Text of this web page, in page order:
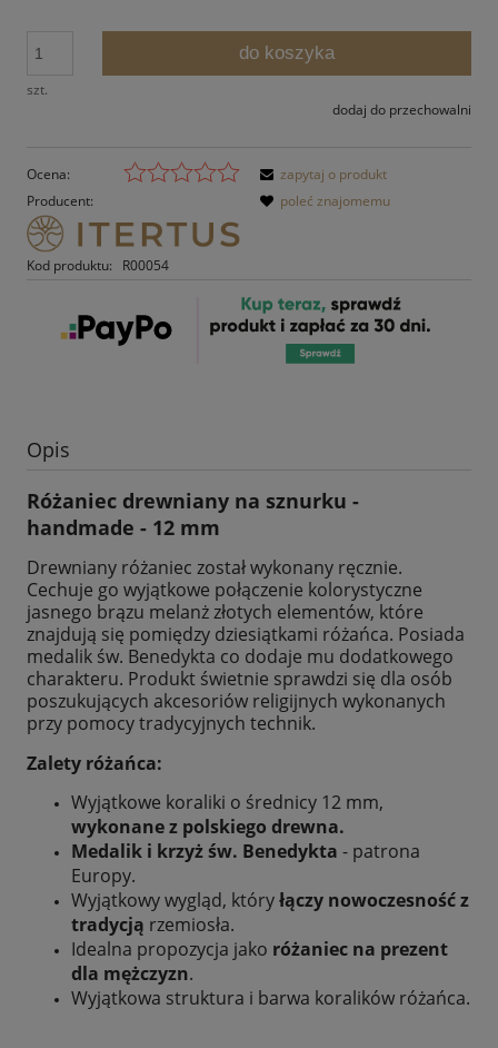
szt.
do koszyka
dodaj do przechowalni
Ocena:
Producent:
Kod produktu: R00054
zapytaj o produkt
poleć znajomemu
Opis
Różaniec drewniany na sznurku -
handmade - 12 mm
Drewniany różaniec został wykonany ręcznie.
Cechuje go wyjątkowe połączenie kolorystyczne
jasnego brązu melanż złotych elementów, które
znajdują się pomiędzy dziesiątkami różańca. Posiada
medalik św. Benedykta co dodaje mu dodatkowego
charakteru. Produkt świetnie sprawdzi się dla osób
poszukujących akcesoriów religijnych wykonanych
przy pomocy tradycyjnych technik.
Zalety różańca:
Wyjątkowe koraliki o średnicy 12 mm,
wykonane z polskiego drewna.
Medalik i krzyż św. Benedykta - patrona
Europy.
Wyjątkowy wygląd, któryłączy nowoczesność z
tradycją rzemiosła.
Idealna propozycja jako różaniec na prezent
dla mężczyzn.
Wyjątkowa struktura i barwa koralików różańca.